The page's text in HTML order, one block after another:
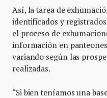
Así, la tarea de
identificados y
el proceso de
información en
variando según las
realizadas.
“Si bien teníamos una